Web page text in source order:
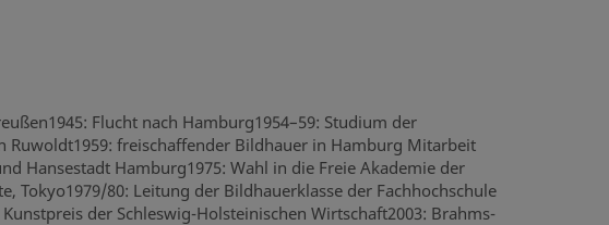
Flucht nach Hamburg1954–59: Studium der
Ruwoldt1959: freischaffender Bildhauer in Hamburg Mitarbeit
Hansestadt Hamburg1975: Wahl in die Freie Akademie der
Tokyo1979/80: Leitung der Bildhauerklasse der Fachhochschule
der Schleswig-Holsteinischen Wirtschaft2003: Brahms-